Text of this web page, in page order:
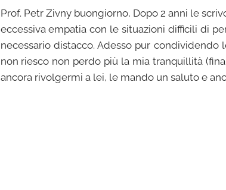
Prof. Petr Zivny buongiorno, Dopo 2 anni le
eccessiva empatia con le situazioni difficili di
necessario distacco. Adesso pur
non riesco non perdo più la mia tranquillità
ancora rivolgermi a lei, le mando un saluto e